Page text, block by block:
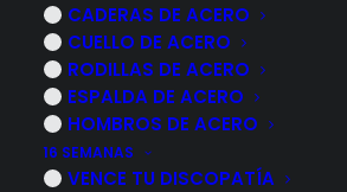
CADERAS DE ACERO
CUELLO DE ACERO
RODILLAS DE ACERO
ESPALDA DE ACERO
HOMBROS DE ACERO
16 SEMANAS
VENCE TU DISCOPATÍA